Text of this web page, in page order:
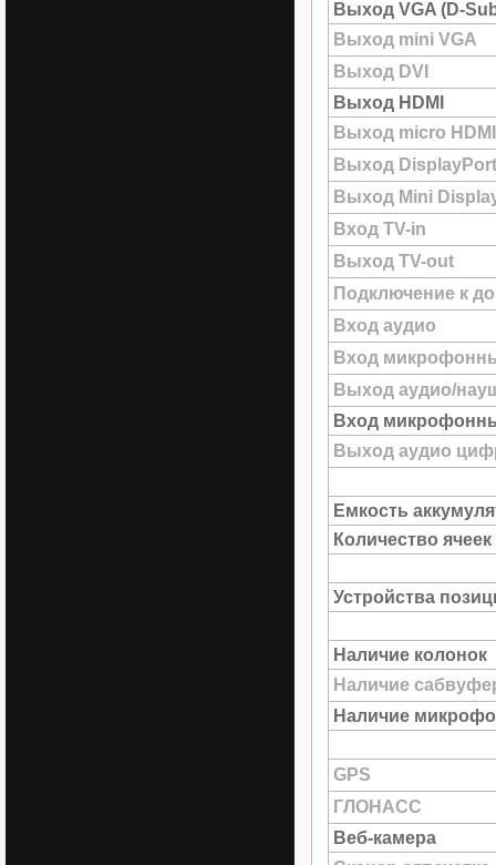
Выход VGA (D-
Выход mini VGA
Выход DVI
Выход HDMI
Выход micro HDMI
Выход DisplayPort
Выход Mini
Вход TV-in
Выход TV-out
Подключение к
Вход аудио
Вход
Выход аудио/
Вход
Выход аудио
Емкость
Количество
Устройства
Наличие колонок
Наличие
Наличие
GPS
ГЛОНАСС
Веб-камера